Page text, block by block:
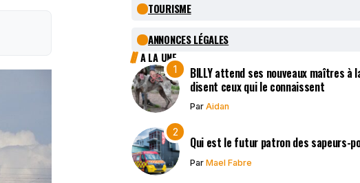
TOURISME
ANNONCES LÉGALES
A LA UNE
BILLY attend ses nouveaux maîtres à
disent ceux qui le connaissent
Par Aidan
Qui est le futur patron des sapeurs-
Par Mael Fabre